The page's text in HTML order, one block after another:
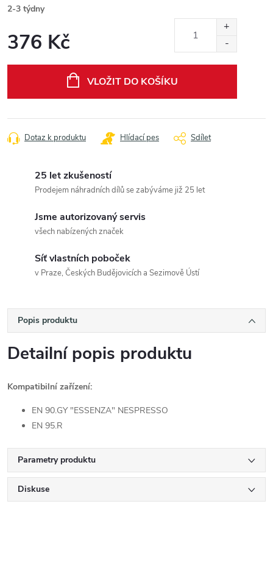
2-3 týdny
376 Kč
VLOŽIT DO KOŠÍKU
Dotaz k produktu Hlídací pes Sdílet
25 let zkušeností
Prodejem náhradních dílů se zabýváme již 25 let
Jsme autorizovaný servis
všech nabízených značek
Síť vlastních poboček
v Praze, Českých Budějovicích a Sezimově Ústí
Popis produktu
Detailní popis produktu
Kompatibilní zařízení:
EN 90.GY "ESSENZA" NESPRESSO
EN 95.R
Parametry produktu
Diskuse